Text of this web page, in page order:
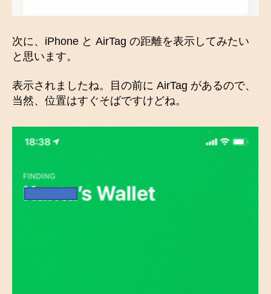
次に、iPhone と AirTag の距離を表示してみたい
と思います。
表示されましたね。目の前に AirTag があるので、
当然、位置はすぐそばですけどね。